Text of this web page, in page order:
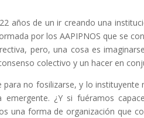
años de un ir creando una
por los AAPIPNOS que se
pero, una cosa es
colectivo y un hacer en
no fosilizarse, y lo
¿Y si fuéramos
una forma de organización que